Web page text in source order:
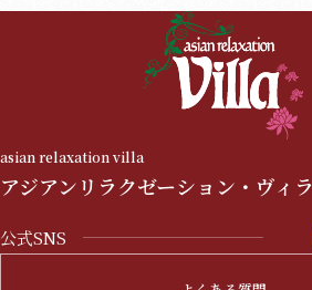
asian relaxation villa
アジアンリラクゼーション・ヴィラ
公式SNS